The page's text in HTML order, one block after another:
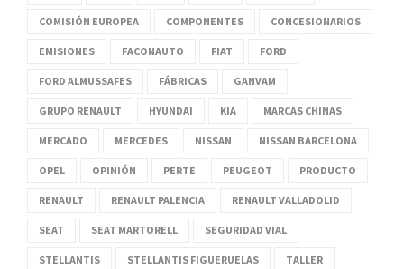
COMISIÓN EUROPEA COMPONENTES CONCESIONARIOS
EMISIONES FACONAUTO FIAT FORD
FORD ALMUSSAFES FÁBRICAS GANVAM
GRUPO RENAULT HYUNDAI KIA MARCAS CHINAS
MERCADO MERCEDES NISSAN NISSAN BARCELONA
OPEL OPINIÓN PERTE PEUGEOT PRODUCTO
RENAULT RENAULT PALENCIA RENAULT VALLADOLID
SEAT SEAT MARTORELL SEGURIDAD VIAL
STELLANTIS STELLANTIS FIGUERUELAS TALLER